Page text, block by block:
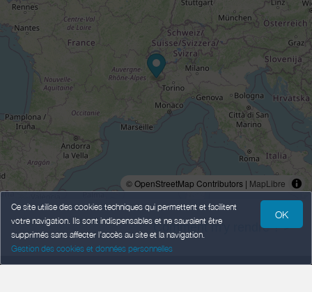
Ce site utilise des cookies techniques qui permettent et facilitent
votre navigation. Ils sont indispensables et ne sauraient être
supprimés sans affecter l’accès au site et la navigation.
Gestion des cookies et données personnelles
OK
© OpenStreetMap Contributors | MapLibre
Comment m'y rendre ? >